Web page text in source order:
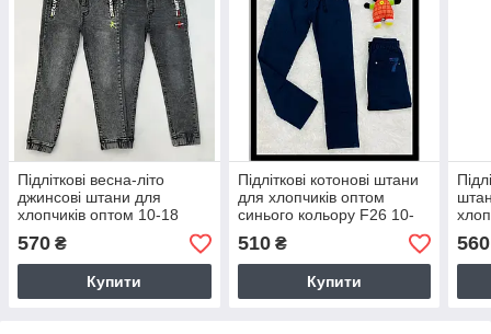
Підліткові весна-літо
джинсові штани для
хлопчиків оптом 10-18
років
570 ₴
Купити
Підліткові котонові штани
для хлопчиків оптом
синього кольору F26 10-
18 років
510₴
Купити
560